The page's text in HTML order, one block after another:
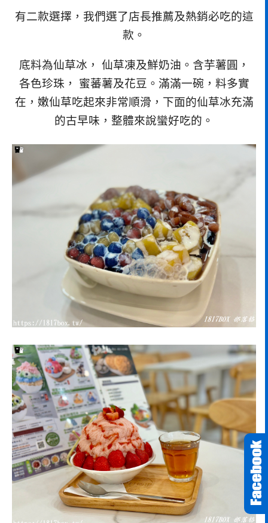
有二款選擇，我們選了店長推薦及熱銷必吃的這
款。
底料為仙草冰， 仙草凍及鮮奶油。含芋薯圓，
各色珍珠， 蜜蕃薯及花豆。滿滿一碗，料多實
在，嫩仙草吃起來非常順滑，下面的仙草冰充滿
的古早味，整體來說蠻好吃的。